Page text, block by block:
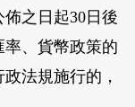
之日起30日後
、貨幣政策的
法規施行的，